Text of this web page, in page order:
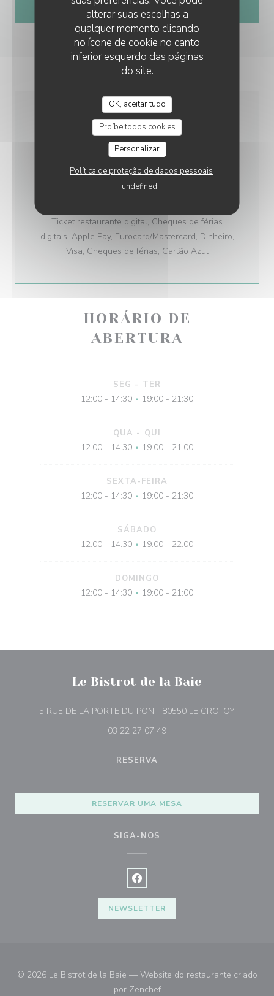
alterar suas escolhas a
qualquer momento clicando
no ícone de cookie no canto
inferior esquerdo das páginas
do site.
OK, aceitar tudo
Proíbe todos cookies
Personalizar
Política de proteção de dados pessoais
undefined
INFORMAÇÕES GERAIS
Esplanada
Ticket restaurante digital, Cheques de férias
digitais, Apple Pay, Eurocard/Mastercard, Dinheiro,
Visa, Cheques de férias, Cartão Azul
HORÁRIO DE
ABERTURA
SEG - TER
12:00 - 14:30 • 19:00 - 21:30
QUA - QUI
12:00 - 14:30 • 19:00 - 21:00
SEXTA-FEIRA
12:00 - 14:30 • 19:00 - 21:30
SÁBADO
12:00 - 14:30 • 19:00 - 22:00
DOMINGO
12:00 - 14:30 • 19:00 - 21:00
Le Bistrot de la Baie
5 RUE DE LA PORTE DU PONT 80550 LE CROTOY((abre
03 22 27 07 49
RESERVA
RESERVAR UMA MESA
SIGA-NOS
Facebook ((abre numa nova
NEWSLETTER
© 2026 Le Bistrot de la Baie — Website do restaurante criado
por Zenchef((abre numa nova janela))